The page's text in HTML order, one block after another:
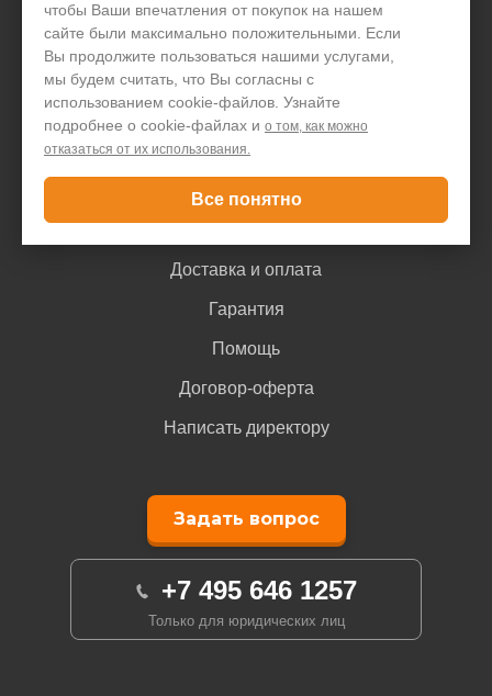
чтобы Ваши впечатления от покупок на нашем
сайте были максимально положительными. Если
Вы продолжите пользоваться нашими услугами,
мы будем считать, что Вы согласны с
использованием cookie-файлов. Узнайте
подробнее о cookie-файлах и о том, как можно
отказаться от их использования.
Все понятно
Организациям
Акции и скидки
Блог
Покупателю
Доставка и оплата
Гарантия
Помощь
Договор-оферта
Написать директору
Задать вопрос
+7 495 646 1257
Только для юридических лиц